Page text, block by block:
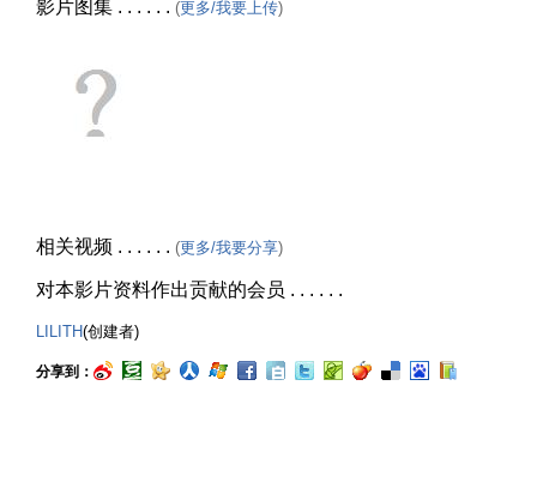
影片图集 . . . . . . (更多/我要上传)
相关视频 . . . . . . (更多/我要分享)
对本影片资料作出贡献的会员 . . . . . .
LILITH(创建者)
分享到：